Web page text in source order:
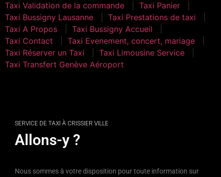
Taxi Validation de la commande
Taxi Panier
Taxi Bussigny Lausanne
Taxi Prestations de taxi
Taxi A Propos
Taxi Bussigny Accueil
Taxi Contact
Taxi Evenement, concert, mariage
Taxi Réserver un Taxi
Taxi Limousine Service
Taxi Transfert Genève Aéroport
SERVICE DE TAXI À CRISSIER VILLE
Allons-y ?
Nous sommes à votre disposition pour toute information sur